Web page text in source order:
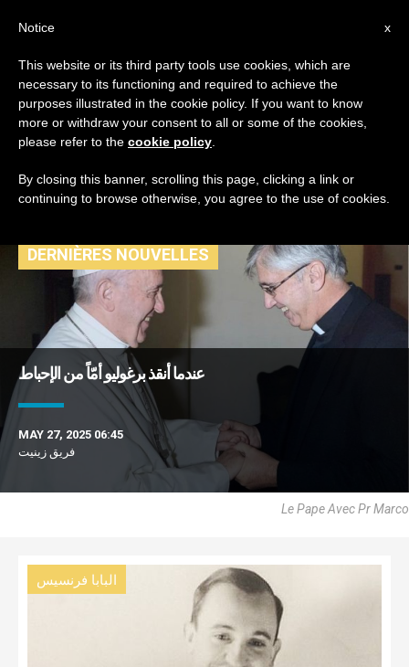
TAG
Posts Tagged ‘خورخي
ماريو برغوليو’
DERNIÈRES NOUVELLES
عندما أنقذ برغوليو أمّاً من الإحباط
MAY 27, 2025 06:45
فريق زينيت
Le Pape Avec Pr Marco
البابا فرنسيس
x
Notice
This website or its third party tools use cookies, which are
necessary to its functioning and required to achieve the
purposes illustrated in the cookie policy. If you want to know
more or withdraw your consent to all or some of the cookies,
please refer to the cookie policy
By closing this banner, scrolling this page, clicking a link or
continuing to browse otherwise, you agree to the use of cookies.